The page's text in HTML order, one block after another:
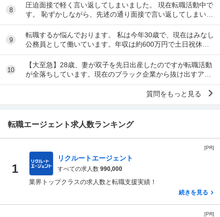
8
圧迫面接で軽く言い返してしまいました。 現在転職活動中で
す。 恥ずかしながら、先述の通り面接で言い返してしまい、
今後どのように対応すべきかご教示いただきた...
9
転職するか悩んでおります。 私は今年30歳で、現在はみなし
公務員として働いています。年収は約600万円で土日祝休み
です。 このまま現在の職場で40代～50...
10
【大至急】28歳、妻が双子を先日出産したのですが転職活動
が全落ちしています。現在のブラック企業から抜け出すアド
バイスをください。 28歳男性です。現在、転...
質問をもっと見る
転職エージェント求人数ランキング
[PR]
1
リクルートエージェント
すべての求人数 990,000
業界トップクラスの求人数と転職支援実績！
続きを見る
[PR]